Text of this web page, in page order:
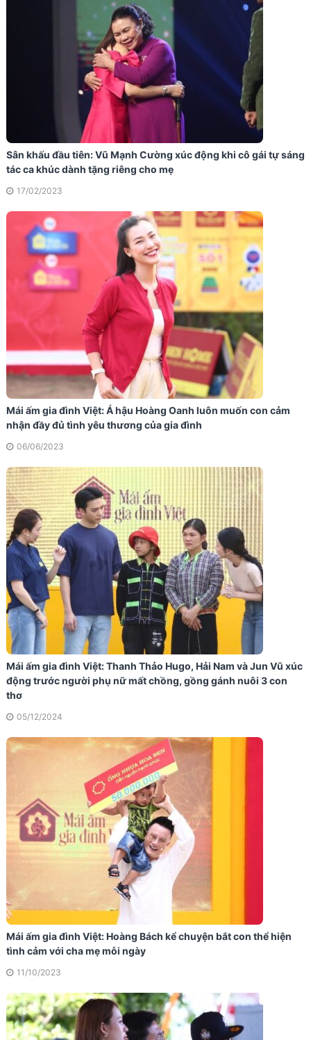
Sân khấu đầu tiên: Vũ Mạnh Cường xúc động khi cô gái tự sáng
tác ca khúc dành tặng riêng cho mẹ
17/02/2023
Mái ấm gia đình Việt: Á hậu Hoàng Oanh luôn muốn con cảm
nhận đầy đủ tình yêu thương của gia đình
06/06/2023
Mái ấm gia đình Việt: Thanh Thảo Hugo, Hải Nam và Jun Vũ xúc
động trước người phụ nữ mất chồng, gồng gánh nuôi 3 con
thơ
05/12/2024
Mái ấm gia đình Việt: Hoàng Bách kể chuyện bắt con thể hiện
tình cảm với cha mẹ mỗi ngày
11/10/2023